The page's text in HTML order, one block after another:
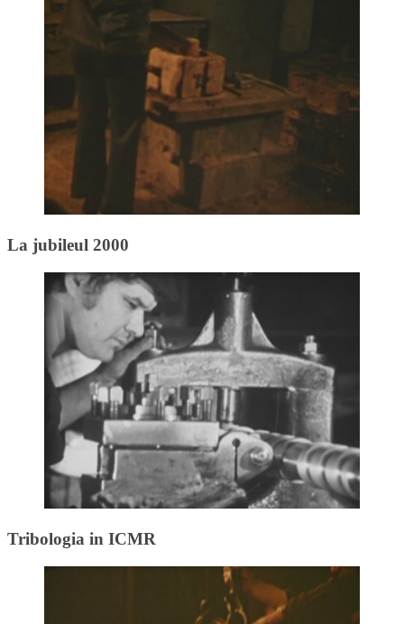
La jubileul 2000
Tribologia in ICMR